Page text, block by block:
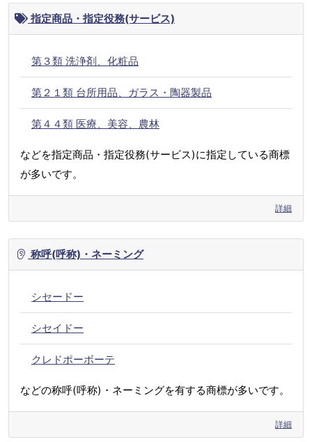
指定商品・指定役務(サービス)
第３類 洗浄剤、化粧品
第２１類 台所用品、ガラス・陶器製品
第４４類 医療、美容、農林
などを指定商品・指定役務(サービス)に指定している商標
が多いです。
詳細
称呼(呼称)・ネーミング
シセードー
シセイドー
クレドポーボーテ
などの称呼(呼称)・ネーミングを有する商標が多いです。
詳細